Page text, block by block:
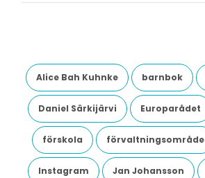
Alice Bah Kuhnke barnbok
Daniel Särkijärvi Europarådet
förskola förvaltningsområde
Instagram Jan Johansson